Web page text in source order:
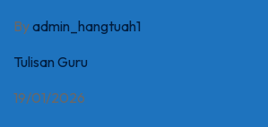
Byadmin_hangtuah1
Tulisan Guru
19/01/2026